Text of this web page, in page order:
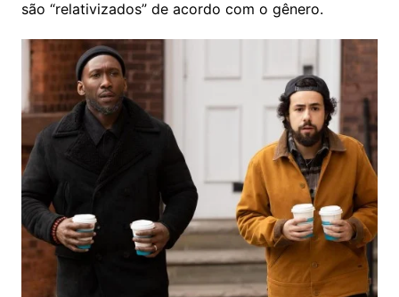
são “relativizados” de acordo com o gênero.